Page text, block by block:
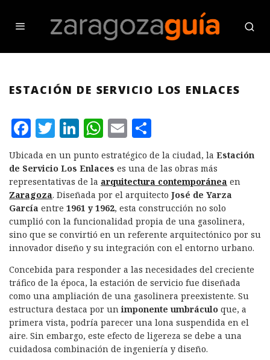
ESTACIÓN DE SERVICIO LOS ENLACES
F
a
c
e
b
o
o
k
T
w
it
te
r
L
i
n
k
e
d
I
n
W
h
at
s
A
p
p
E
m
ai
l
o
m
p
a
rt
ir
Ubicada en un punto estratégico de la ciudad, la Estación
de Servicio Los Enlaces es una de las obras más
representativas de la arquitectura contemporánea en
Zaragoza. Diseñada por el arquitecto José de Yarza
García entre 1961 y 1962, esta construcción no solo
cumplió con la funcionalidad propia de una gasolinera,
sino que se convirtió en un referente arquitectónico por su
innovador diseño y su integración con el entorno urbano.
Concebida para responder a las necesidades del creciente
tráfico de la época, la estación de servicio fue diseñada
como una ampliación de una gasolinera preexistente. Su
estructura destaca por unimponente umbráculo que, a
primera vista, podría parecer una lona suspendida en el
aire. Sin embargo, este efecto de ligereza se debe a una
cuidadosa combinación de ingeniería y diseño.